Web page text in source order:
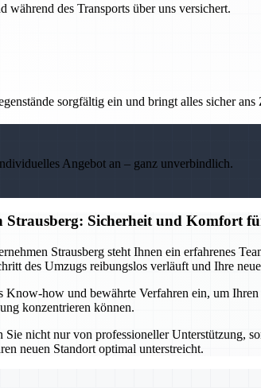
während des Transports über uns versichert.
sorgfältig ein und bringt alles sicher
Angebot an – ganz unverbindlich.
Strausberg: Sicherheit und Komfort
Strausberg steht Ihnen ein erfahrenes
des Umzugs reibungslos verläuft und Ihre
Know-how und bewährte Verfahren ein, um
konzentrieren können.
nicht nur von professioneller
neuen Standort optimal unterstreicht.